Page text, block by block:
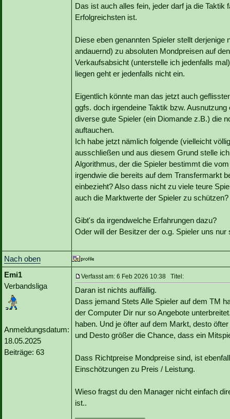
Das ist auch alles fein, jeder darf ja die
Erfolgreichsten ist.
Diese eben genannten Spieler stellt
andauernd) zu absoluten Mondpreisen auf
Verkaufsabsicht (unterstelle ich jedenfalls
liegen geht er jedenfalls nicht ein.
Eigentlich könnte man das jetzt auch
ggfs. doch irgendeine Taktik bzw.
diverse gute Spieler (ein Diomande z.B.) die
auftauchen.
Ich habe jetzt nämlich folgende (vielleicht
ausschließen und aus diesem Grund stelle
Algorithmus, der die Spieler bestimmt die
irgendwie die bereits auf dem Transfermarkt
einbezieht? Also dass nicht zu viele teure
auch die Marktwerte der Spieler zu schützen?
Gibt's da irgendwelche Erfahrungen dazu?
Oder will der Besitzer der o.g. Spieler uns
Nach oben
Emi1
Verbandsliga
Anmeldungsdatum:
18.05.2025
Beiträge: 63
Verfasst am: 6 Feb 2026 10:38 Titel:
Daran ist nichts auffällig.
Dass jemand Stets Alle Spieler auf dem TM
der Computer Dir nur so Angebote
haben. Und je öfter auf dem Markt, desto
und Desto größer die Chance, dass ein
Dass Richtpreise Mondpreise sind, ist
Einschötzungen zu Preis / Leistung.
Wieso fragst du den Manager nicht einfach
ist..